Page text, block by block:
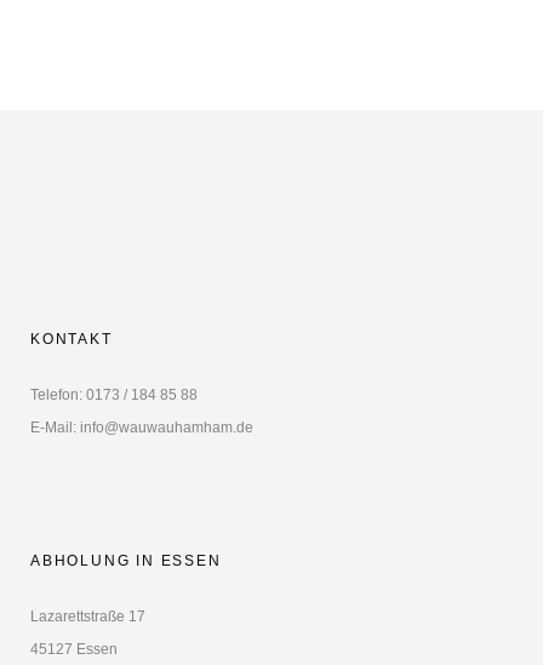
KONTAKT
Telefon: 0173 / 184 85 88
E-Mail: info@wauwauhamham.de
ABHOLUNG IN ESSEN
Lazarettstraße 17
45127 Essen